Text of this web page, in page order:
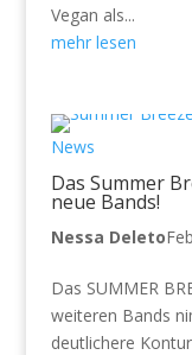
Vegan als...
mehr lesen
News
Das Summer
neue Bands!
Nessa Deleto
Das SUMMER
weiteren Bands
deutlichere